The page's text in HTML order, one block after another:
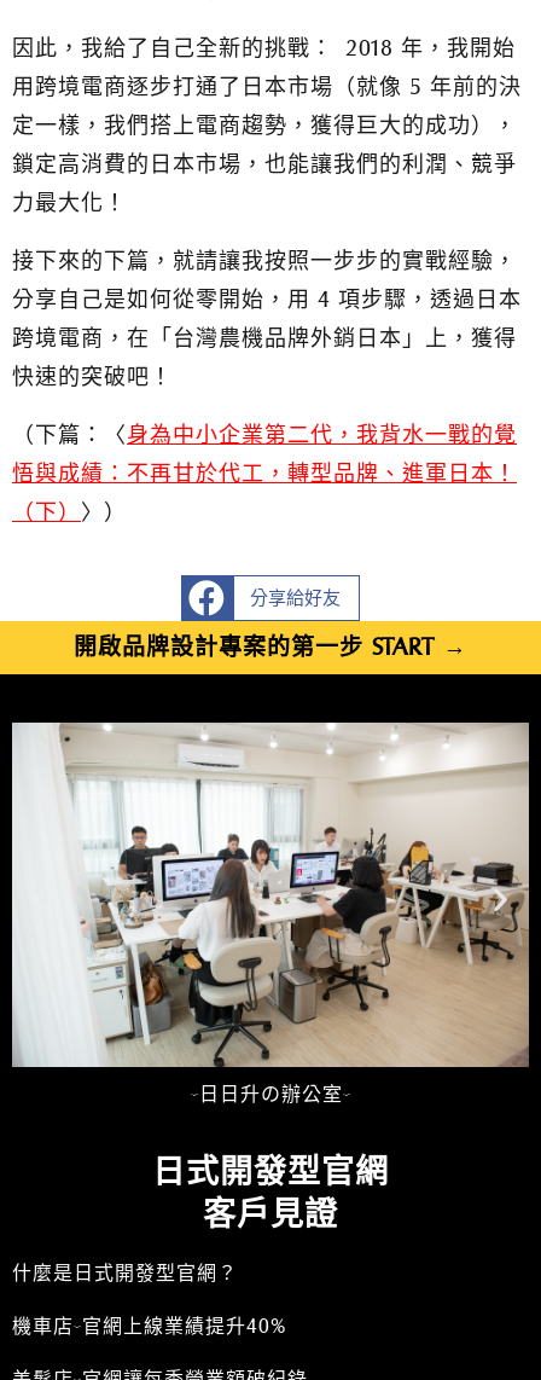
因此，我給了自己全新的挑戰：
2018 年，我開始
用跨境電商逐步打通了日本市場（就像 5 年前的決
定一樣，我們搭上電商趨勢，獲得巨大的成功），
鎖定高消費的日本市場，也能讓我們的利潤、競爭
力最大化！
接下來的下篇，就請讓我按照一步步的實戰經驗，
分享自己是如何從零開始，用 4 項步驟，透過日本
跨境電商，在「台灣農機品牌外銷日本」上，獲得
快速的突破吧！
（下篇：〈身為中小企業第二代，我背水一戰的覺
悟與成績：不再甘於代工，轉型品牌、進軍日本！
（下） 〉）
分享給好友
開啟品牌設計專案的第一步 START →
-日日升の辦公室-
日式開發型官網
客戶見證
什麼是日式開發型官網？
機車店-官網上線業績提升40%